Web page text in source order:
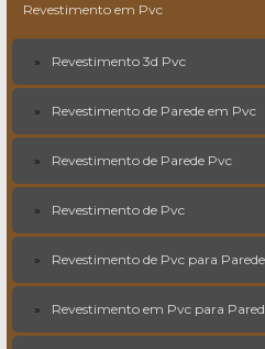
Revestimento em Pvc
Revestimento 3d Pvc
Revestimento de Parede em Pvc
Revestimento de Parede Pvc
Revestimento de Pvc
Revestimento de Pvc para Parede
Revestimento em Pvc para